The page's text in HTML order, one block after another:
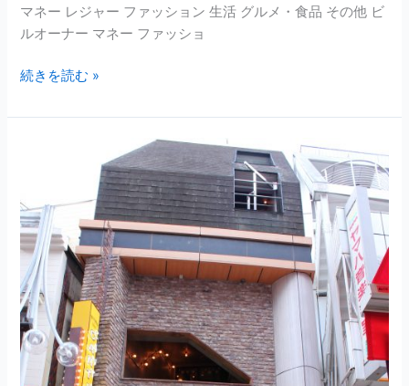
マネー レジャー ファッション 生活 グルメ・食品 その他 ビ
ルオーナー マネー ファッショ
続きを読む »